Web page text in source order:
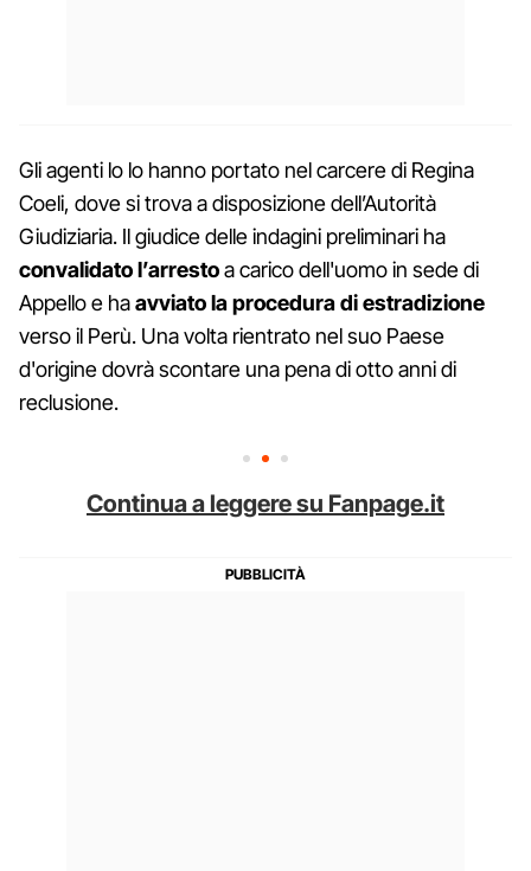
Gli agenti lo lo hanno portato nel carcere di Regina
Coeli, dove si trova a disposizione dell’Autorità
Giudiziaria. Il giudice delle indagini preliminari ha
convalidato l’arrestoa carico dell'uomo in sede di
Appello e haavviato la procedura di estradizione
verso il Perù. Una volta rientrato nel suo Paese
d'origine dovrà scontare una pena di otto anni di
reclusione.
Continua a leggere su Fanpage.it